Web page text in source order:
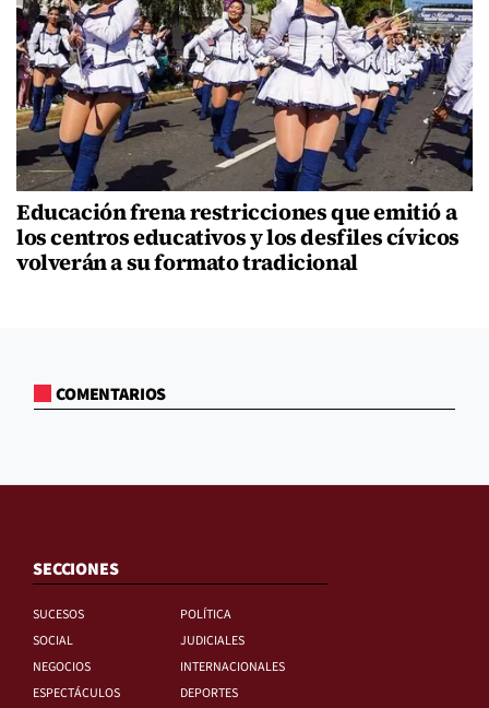
Educación frena restricciones que emitió a
los centros educativos y los desfiles cívicos
volverán a su formato tradicional
COMENTARIOS
SECCIONES
SUCESOS
POLÍTICA
SOCIAL
JUDICIALES
NEGOCIOS
INTERNACIONALES
ESPECTÁCULOS
DEPORTES